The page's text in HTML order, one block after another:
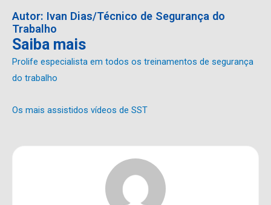
Autor: Ivan Dias/Técnico de Segurança do
Trabalho
Saiba mais
Prolife especialista em todos os treinamentos de segurança
do trabalho
Os mais assistidos vídeos de SST